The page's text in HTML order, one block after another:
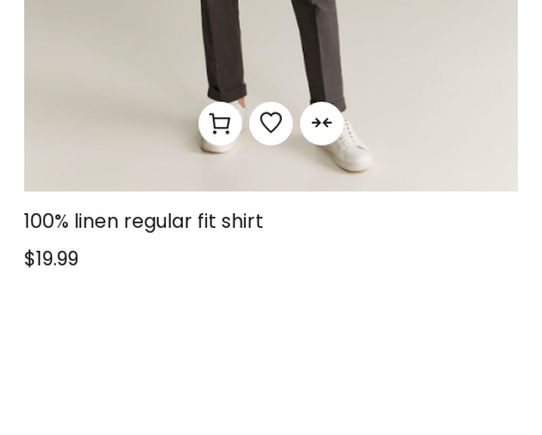
100% linen regular fit shirt
$19.99